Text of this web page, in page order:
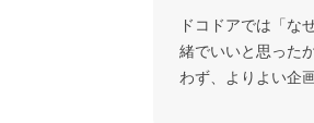
ドコドアでは「な
緒でいいと思った
わず、よりよい企